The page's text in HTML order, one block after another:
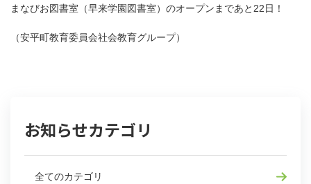
まなびお図書室（早来学園図書室）のオープンまであと22日！
（安平町教育委員会社会教育グループ）
お知らせカテゴリ
全てのカテゴリ